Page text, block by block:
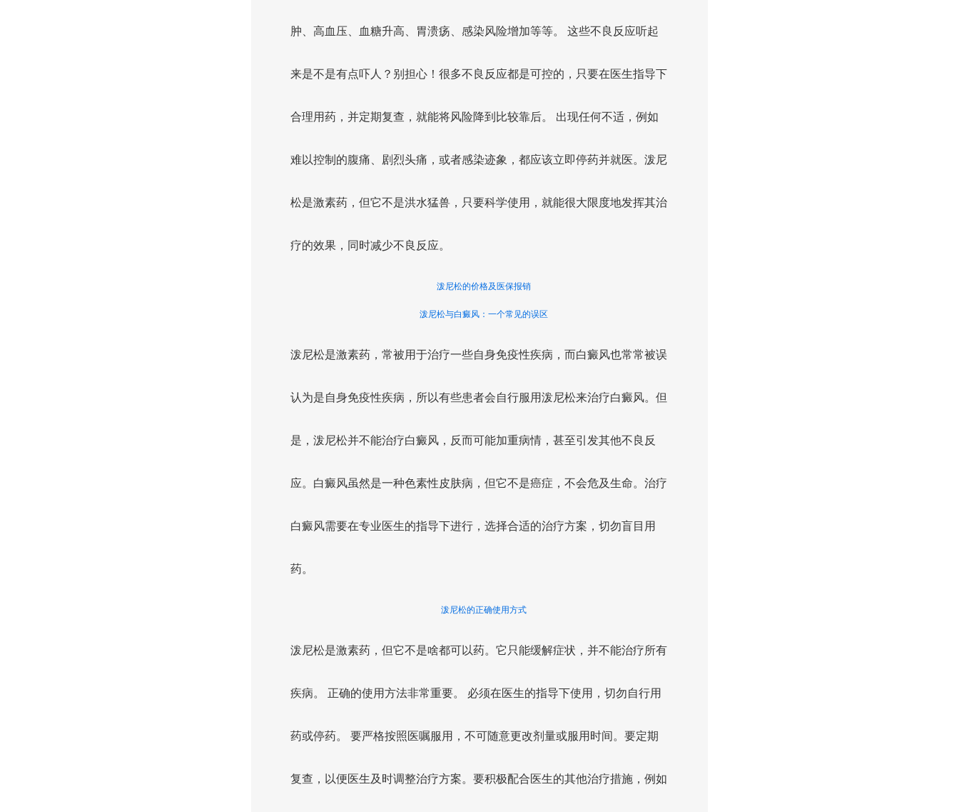
肿、高血压、血糖升高、胃溃疡、感染风险增加等等。 这些不良反应听起
来是不是有点吓人？别担心！很多不良反应都是可控的，只要在医生指导下
合理用药，并定期复查，就能将风险降到比较靠后。 出现任何不适，例如
难以控制的腹痛、剧烈头痛，或者感染迹象，都应该立即停药并就医。泼尼
松是激素药，但它不是洪水猛兽，只要科学使用，就能很大限度地发挥其治
疗的效果，同时减少不良反应。
泼尼松的价格及医保报销
泼尼松与白癜风：一个常见的误区
泼尼松是激素药，常被用于治疗一些自身免疫性疾病，而白癜风也常常被误
认为是自身免疫性疾病，所以有些患者会自行服用泼尼松来治疗白癜风。但
是，泼尼松并不能治疗白癜风，反而可能加重病情，甚至引发其他不良反
应。白癜风虽然是一种色素性皮肤病，但它不是癌症，不会危及生命。治疗
白癜风需要在专业医生的指导下进行，选择合适的治疗方案，切勿盲目用
药。
泼尼松的正确使用方式
泼尼松是激素药，但它不是啥都可以药。它只能缓解症状，并不能治疗所有
疾病。 正确的使用方法非常重要。 必须在医生的指导下使用，切勿自行用
药或停药。 要严格按照医嘱服用，不可随意更改剂量或服用时间。要定期
复查，以便医生及时调整治疗方案。要积极配合医生的其他治疗措施，例如